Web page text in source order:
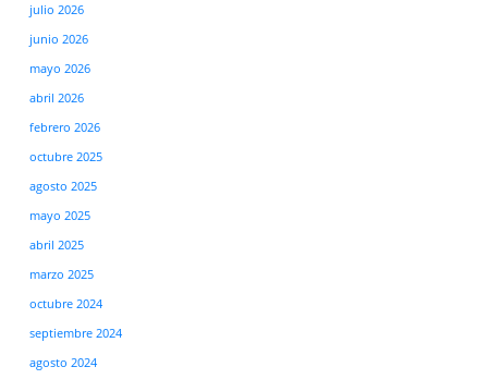
julio 2026
junio 2026
mayo 2026
abril 2026
febrero 2026
octubre 2025
agosto 2025
mayo 2025
abril 2025
marzo 2025
octubre 2024
septiembre 2024
agosto 2024